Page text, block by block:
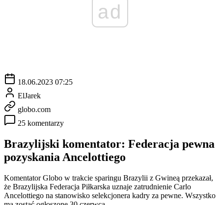
ad
18.06.2023 07:25
ElJarek
globo.com
25 komentarzy
Brazylijski komentator: Federacja pewna
pozyskania Ancelottiego
Komentator Globo w trakcie sparingu Brazylii z Gwineą przekazał,
że Brazylijska Federacja Piłkarska uznaje zatrudnienie Carlo
Ancelottiego na stanowisko selekcjonera kadry za pewne. Wszystko